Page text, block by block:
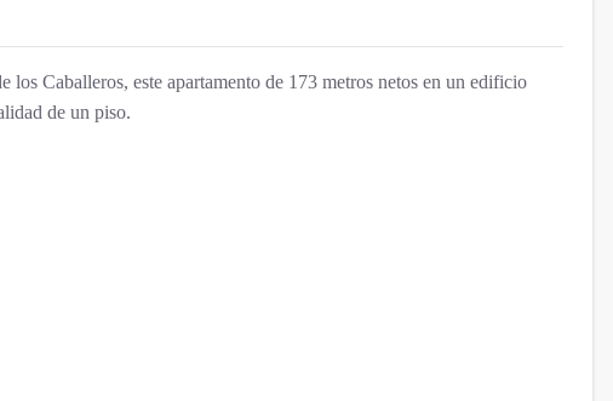
Caballeros, este apartamento de 173 metros netos en un edificio
de un piso.